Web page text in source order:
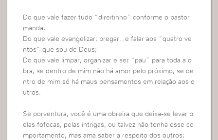
Do que vale fazer tudo “direitinho” conforme o pastor
manda;
Do que vale evangelizar; pregar…e falar aos “quatro ve
ntos” que sou de Deus;
Do que vale limpar, organizar e ser “pau” para toda a o
bra, se dentro de mim não há amor pelo próximo, se de
ntro de mim só há maus pensamentos em relação aos o
utros.
Se porventura, você é uma obreira que deixa-se levar p
elas fofocas, pelas intrigas, ou talvez não tenha esse co
mportamento, mas ama saber a respeito dos outros;